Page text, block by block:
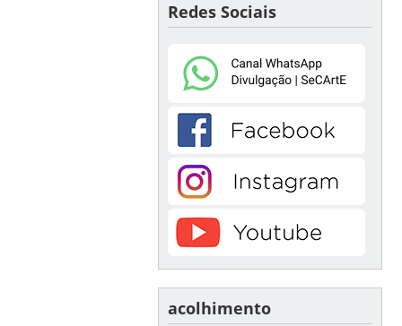
Redes Sociais
acolhimento